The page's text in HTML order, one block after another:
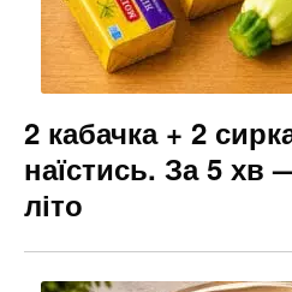
2 кабачка + 2
наїстись. За 5 хв
літо